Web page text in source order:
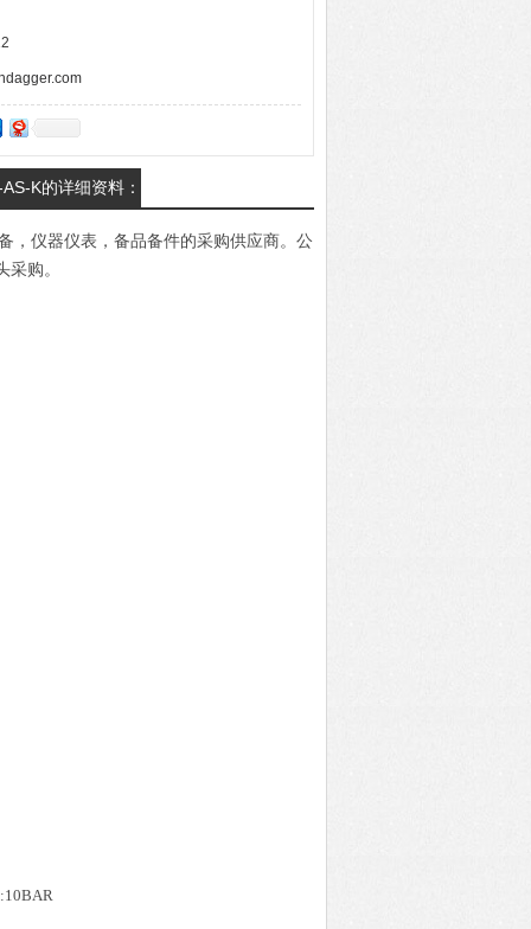
K的详细资料：
，仪器仪表，备品备件的采购供应商。公
购。